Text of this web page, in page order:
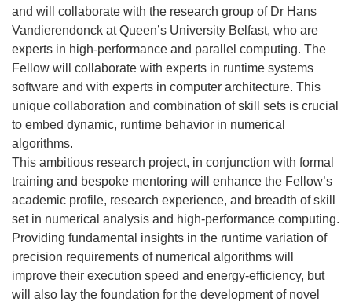
and will collaborate with the research group of Dr Hans
Vandierendonck at Queen’s University Belfast, who are
experts in high-performance and parallel computing. The
Fellow will collaborate with experts in runtime systems
software and with experts in computer architecture. This
unique collaboration and combination of skill sets is crucial
to embed dynamic, runtime behavior in numerical
algorithms.
This ambitious research project, in conjunction with formal
training and bespoke mentoring will enhance the Fellow’s
academic profile, research experience, and breadth of skill
set in numerical analysis and high-performance computing.
Providing fundamental insights in the runtime variation of
precision requirements of numerical algorithms will
improve their execution speed and energy-efficiency, but
will also lay the foundation for the development of novel